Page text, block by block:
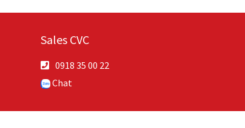
Sales CVC
0918 35 00 22
Chat